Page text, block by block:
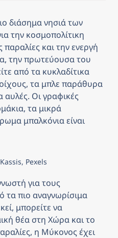
διάσημα νησιά των
την κοσμοπολίτικη
και την ενεργή
την πρωτεύουσα του
από τα κυκλαδίτικα
τα μπλε παράθυρα
αυλές. Οι γραφικές
τα μικρά
μπαλκόνια είναι
Pexels
για τους
τα πιο αναγνωρίσιμα
μπορείτε να
θέα στη Χώρα και το
η Μύκονος έχει